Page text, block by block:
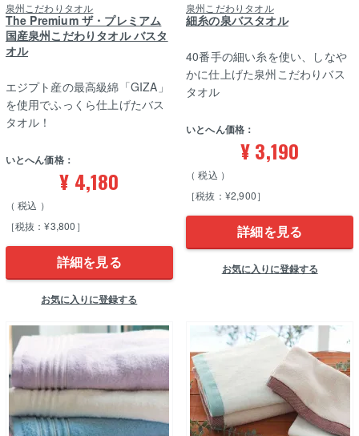
泉州こだわりタオル
The Premium ザ・プレミアム
国産泉州こだわりタオル バスタ
オル
いとへん価格：
¥ 4,180
税込
［税抜：¥3,800］
エジプト産の最高級綿「GIZA」
を使用でふっくら仕上げたバス
タオル！
詳細を見る
お気に入りに登録する
泉州こだわりタオル
細糸の泉バスタオル
いとへん価格：
¥3,190
税込
［税抜：¥2,900］
40番手の細い糸を使い、しなや
かに仕上げた泉州こだわりバス
タオル
詳細を見る
お気に入りに登録する